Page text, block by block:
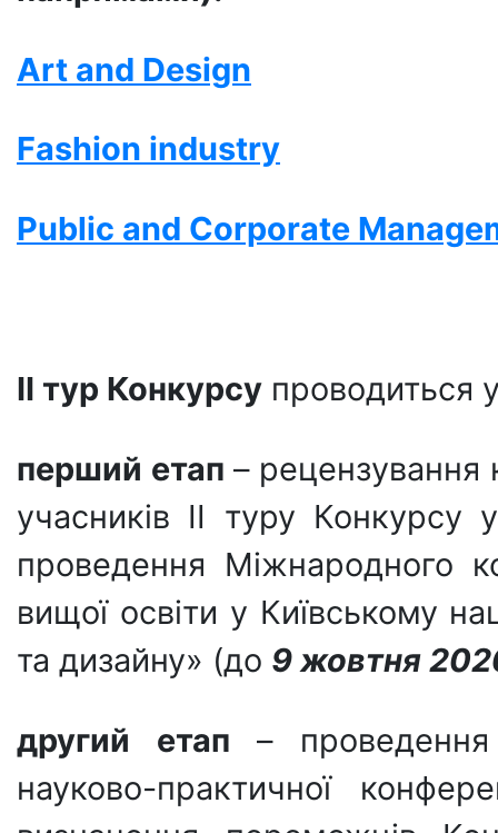
Art and Design
Fashion industry
Public and Corporate
ІІ тур Конкурсу проводиться
перший етап – рецензування
учасників ІІ туру Конкурсу
проведення Міжнародного
вищої освіти у Київському
та дизайну» (до 9 жовтня
другий етап –
науково-практичної